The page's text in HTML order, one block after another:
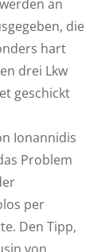
an
die
hart
drei Lkw
geschickt
Ionannidis
Problem
per
Den Tipp,